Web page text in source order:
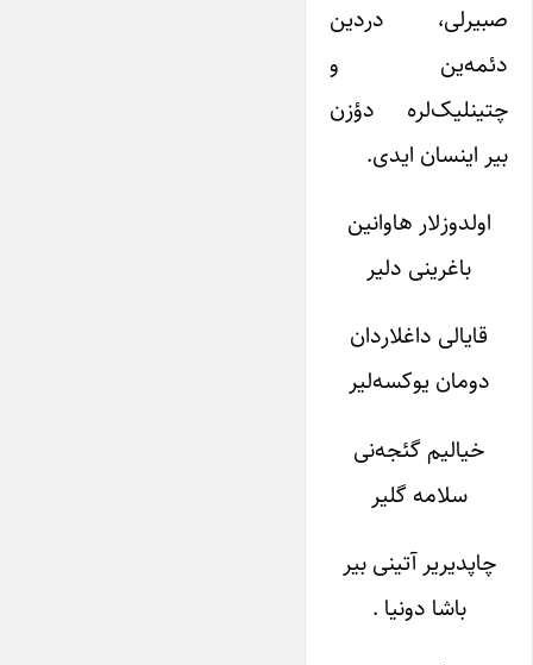
صبیرلی، دردین
دئمه‌ین و
چتینلیک‌لره دؤزن
بیر اینسان ایدی.
اولدوزلار هاوانین
باغرینی دلیر
قایالی داغلاردان
دومان یوکسه‌لیر
خیالیم گئجه‌نی
سلامه گلیر
چاپدیریر آتینی بیر
باشا دونیا .